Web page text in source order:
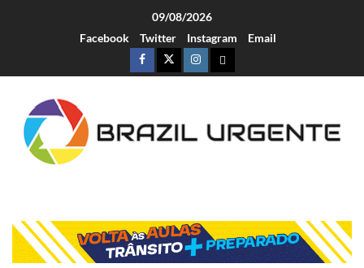
09/08/2026
Facebook
Twitter Instagram Email